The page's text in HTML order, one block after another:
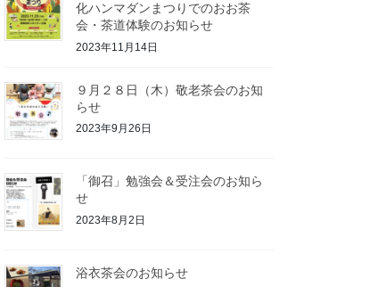
化ハンマダンまつりでのおお茶
会・茶道体験のお知らせ
2023年11月14日
９月２８日（木）敬老茶会のお知
らせ
2023年9月26日
「御召」勉強会＆受注会のお知ら
せ
2023年8月2日
浴衣茶会のお知らせ